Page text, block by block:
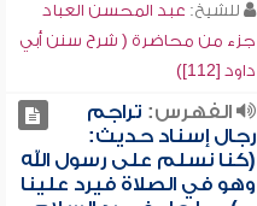
للشيخ: عبد المحسن العباد
جزء من محاضرة ( شرح سنن أبي
داود [112])
الفهرس: تراجم
رجال إسناد حديث:
(كنا نسلم على رسول الله
وهو في الصلاة فيرد علينا